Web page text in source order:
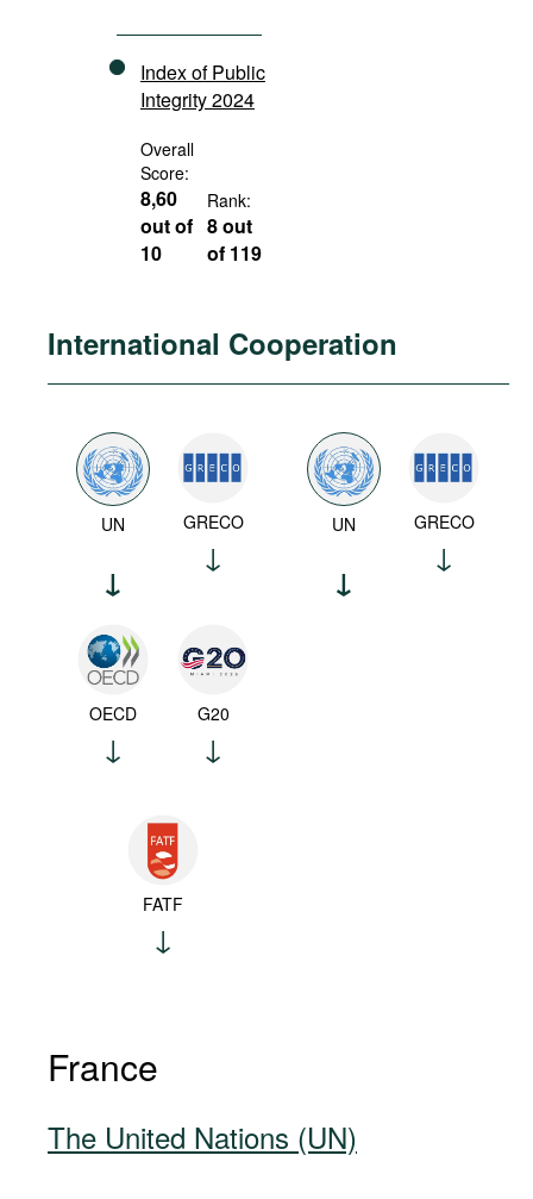
Index of Public
Integrity 2024
Overall
Score:
8,60
out of
10
Rank:
8 out
of 119
International Cooperation
UN GRECO
OECD G20
FATF
UN GRECO
France
The United Nations (UN)